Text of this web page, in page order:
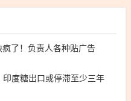
了！负责人各种贴广告
度糖出口或停滞至少三年